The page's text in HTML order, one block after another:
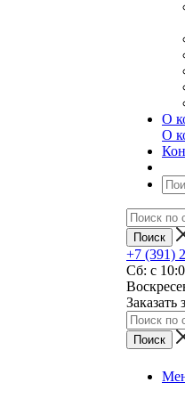
О
О
+7 (391)
Сб: c
Заказать